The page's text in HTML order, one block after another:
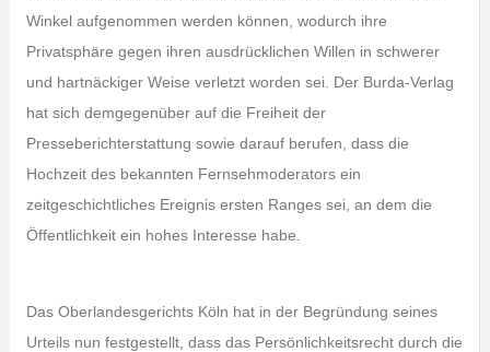
Winkel aufgenommen werden können, wodurch ihre
Privatsphäre gegen ihren ausdrücklichen Willen in schwerer
und hartnäckiger Weise verletzt worden sei. Der Burda-Verlag
hat sich demgegenüber auf die Freiheit der
Presseberichterstattung sowie darauf berufen, dass die
Hochzeit des bekannten Fernsehmoderators ein
zeitgeschichtliches Ereignis ersten Ranges sei, an dem die
Öffentlichkeit ein hohes Interesse habe.
Das Oberlandesgerichts Köln hat in der Begründung seines
Urteils nun festgestellt, dass das Persönlichkeitsrecht durch die